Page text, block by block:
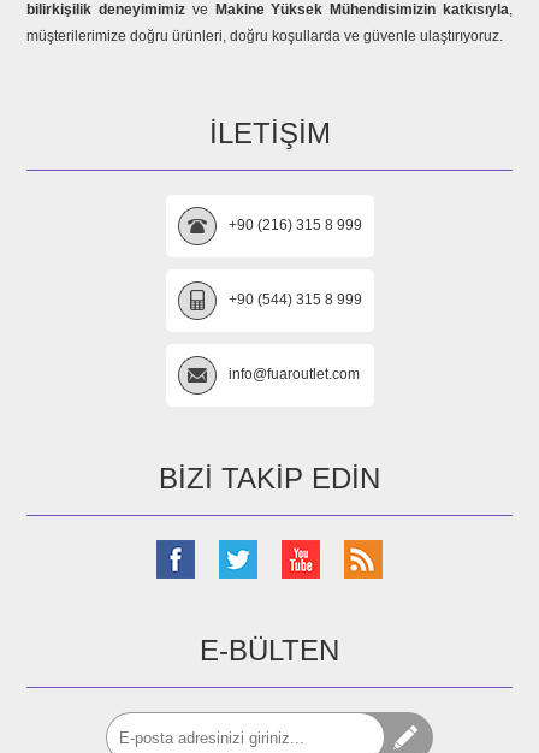
bilirkişilik deneyimimiz ve Makine Yüksek Mühendisimizin katkısıyla,
müşterilerimize doğru ürünleri, doğru koşullarda ve güvenle ulaştırıyoruz.
İLETIŞIM
+90 (216) 315 8 999
+90 (544) 315 8 999
info@fuaroutlet.com
BIZI TAKIP EDIN
E-BÜLTEN